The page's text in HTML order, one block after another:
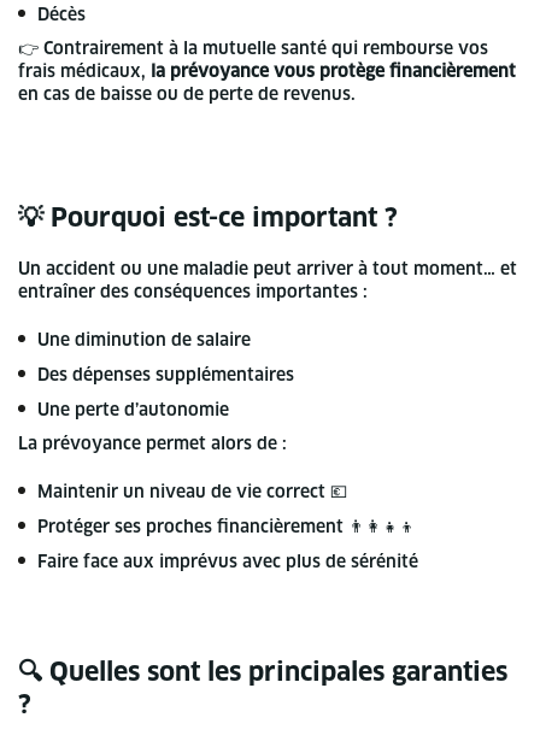
Décès
👉 Contrairement à la mutuelle santé qui rembourse vos
frais médicaux, la prévoyance vous protège financièrement
en cas de baisse ou de perte de revenus.
💡 Pourquoi est-ce important ?
Un accident ou une maladie peut arriver à tout moment… et
entraîner des conséquences importantes :
Une diminution de salaire
Des dépenses supplémentaires
Une perte d’autonomie
La prévoyance permet alors de :
Maintenir un niveau de vie correct 💶
Protéger ses proches financièrement 👨‍👩‍👧‍👦
Faire face aux imprévus avec plus de sérénité
🔍 Quelles sont les principales garanties
?